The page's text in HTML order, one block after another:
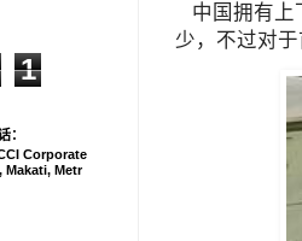
中国拥有上
少，不过对
1
：
Corporate
Makati, Metr